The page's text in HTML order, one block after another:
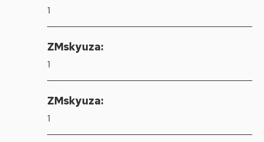
1
ZMskyuza:
1
ZMskyuza:
1